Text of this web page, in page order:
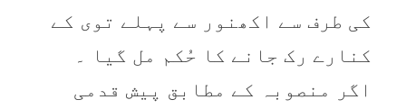
کی طرف سے اکھنور سے پہلے توی کے
کنارے رک جانے کا حُکم مل گیا ۔
اگر منصوبہ کے مطابق پیش قدمی